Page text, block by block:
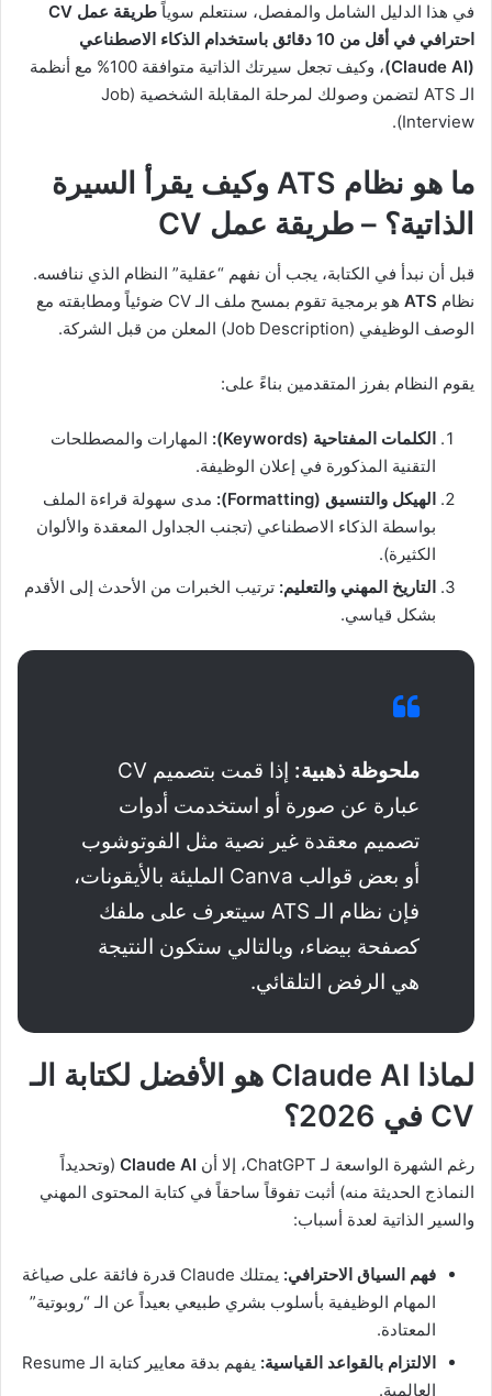
في هذا الدليل الشامل والمفصل، سنتعلم سوياً
طريقة عمل CV
احترافي في أقل من 10 دقائق باستخدام الذكاء الاصطناعي
(Claude AI)
، وكيف تجعل سيرتك الذاتية متوافقة 100% مع أنظمة
الـ ATS لتضمن وصولك لمرحلة المقابلة الشخصية (Job
Interview).
ما هو نظام ATS وكيف يقرأ السيرة
الذاتية؟ – طريقة عمل CV
قبل أن نبدأ في الكتابة، يجب أن نفهم “عقلية” النظام الذي ننافسه.
نظام ATS
هو برمجية تقوم بمسح ملف الـ CV ضوئياً ومطابقته مع
الوصف الوظيفي (Job Description) المعلن من قبل الشركة.
يقوم النظام بفرز المتقدمين بناءً على:
الكلمات المفتاحية (Keywords):
المهارات والمصطلحات
التقنية المذكورة في إعلان الوظيفة.
الهيكل والتنسيق (Formatting):
مدى سهولة قراءة الملف
بواسطة الذكاء الاصطناعي (تجنب الجداول المعقدة والألوان
الكثيرة).
التاريخ المهني والتعليم: ترتيب الخبرات من الأحدث إلى الأقدم
بشكل قياسي.
ملحوظة ذهبية:
إذا قمت بتصميم CV
عبارة عن صورة أو استخدمت أدوات
تصميم معقدة غير نصية مثل الفوتوشوب
أو بعض قوالب Canva المليئة بالأيقونات،
فإن نظام الـ ATS سيتعرف على ملفك
كصفحة بيضاء، وبالتالي ستكون النتيجة
هي الرفض التلقائي.
لماذا Claude AI هو الأفضل لكتابة الـ
CV في 2026؟
رغم الشهرة الواسعة لـ ChatGPT، إلا أن Claude AI (وتحديداً
النماذج الحديثة منه) أثبت تفوقاً ساحقاً في كتابة المحتوى المهني
والسير الذاتية لعدة أسباب:
فهم السياق الاحترافي:
يمتلك Claude قدرة فائقة على صياغة
المهام الوظيفية بأسلوب بشري طبيعي بعيداً عن الـ “روبوتية”
المعتادة.
الالتزام بالقواعد القياسية:
يفهم بدقة معايير كتابة الـ Resume
العالمية.